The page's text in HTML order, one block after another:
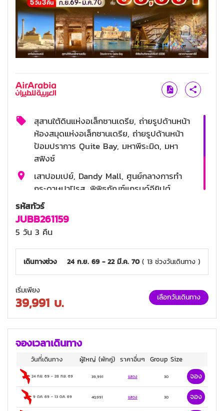
สุสานใต้ดินแห่งอเล็กซานเดรีย, ถ่ายรูปด้านหน้า
ห้องสมุดแห่งอเล็กซานเดรีย, ถ่ายรูปด้านหน้า
ป้อมปราการ Quite Bay, มหาพีระมิด, มหา
สฟิงซ์
เสาปอมเปย์, Dandy Mall, ศูนย์กลางการทำ
กระดาษปาปิรุส, พิพิธภัณฑ์แกรนด์อียิปต์,
มัสยิดโมฮัมหมัดอาลี, ป้อมปราการซาลาดิน,
ย่านเมืองเก่าคอร์ปติก, โบสถ์เซนต์เซอร์เจียส,
ตลาดข่านเอลคาลิลี่, City Star mall
รหัสทัวร์
JUBB261159
5 วัน 3 คืน
เดินทางช่วง 24 ก.ย. 69 - 22 มี.ค. 70( 13 ช่วงวันเดินทาง )
เริ่มเพียง
39,991 บ. เลือกวันเดินทาง
จองเวลาเดินทาง
วันที่เดินทาง ผู้ใหญ่(พักคู่) ราคาอื่นๆ Group Size
24 ก.ย. 69 -28 ก.ย. 69 39,991 แสดง 30 จอง
9 ต.ค. 69- 13 ต.ค. 69 40,991 แสดง 30 จอง